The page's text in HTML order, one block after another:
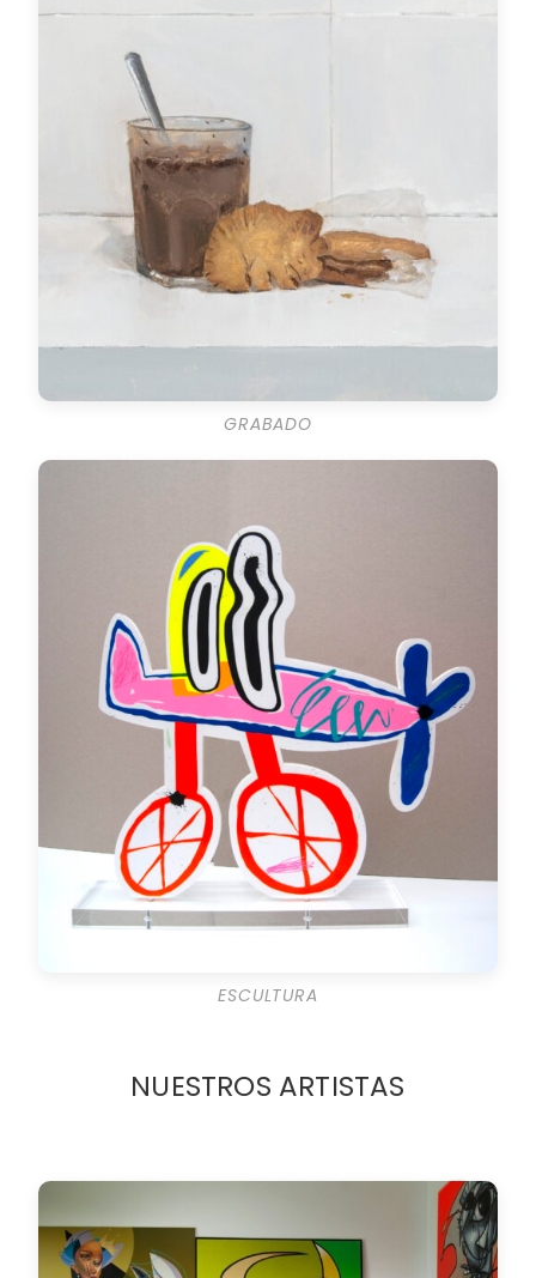
GRABADO
ESCULTURA
NUESTROS ARTISTAS